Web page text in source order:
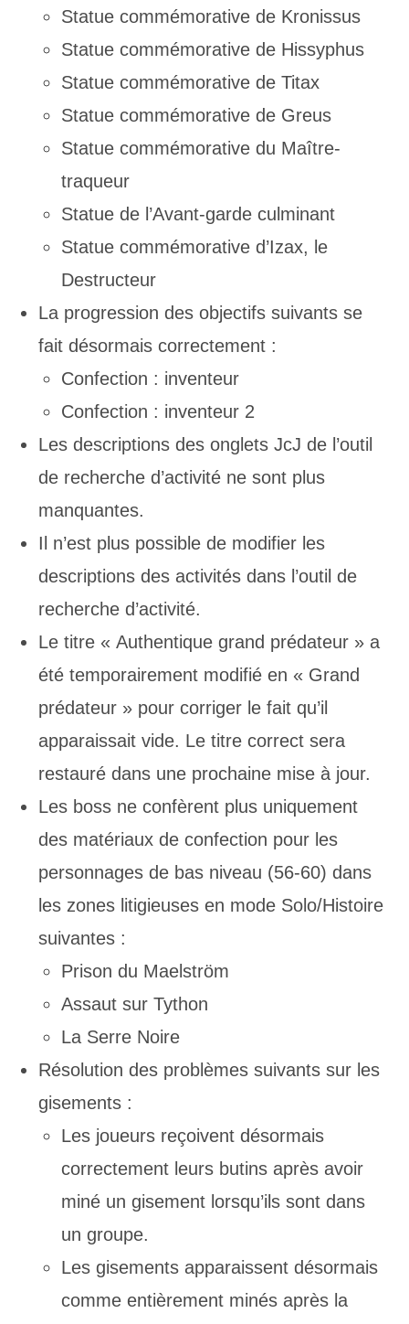
Statue commémorative de Kronissus
Statue commémorative de Hissyphus
Statue commémorative de Titax
Statue commémorative de Greus
Statue commémorative du Maître-
traqueur
Statue de l’Avant-garde culminant
Statue commémorative d’Izax, le
Destructeur
La progression des objectifs suivants se
fait désormais correctement :
Confection : inventeur
Confection : inventeur 2
Les descriptions des onglets JcJ de l’outil
de recherche d’activité ne sont plus
manquantes.
Il n’est plus possible de modifier les
descriptions des activités dans l’outil de
recherche d’activité.
Le titre « Authentique grand prédateur » a
été temporairement modifié en « Grand
prédateur » pour corriger le fait qu’il
apparaissait vide. Le titre correct sera
restauré dans une prochaine mise à jour.
Les boss ne confèrent plus uniquement
des matériaux de confection pour les
personnages de bas niveau (56-60) dans
les zones litigieuses en mode Solo/Histoire
suivantes :
Prison du Maelström
Assaut sur Tython
La Serre Noire
Résolution des problèmes suivants sur les
gisements :
Les joueurs reçoivent désormais
correctement leurs butins après avoir
miné un gisement lorsqu’ils sont dans
un groupe.
Les gisements apparaissent désormais
comme entièrement minés après la